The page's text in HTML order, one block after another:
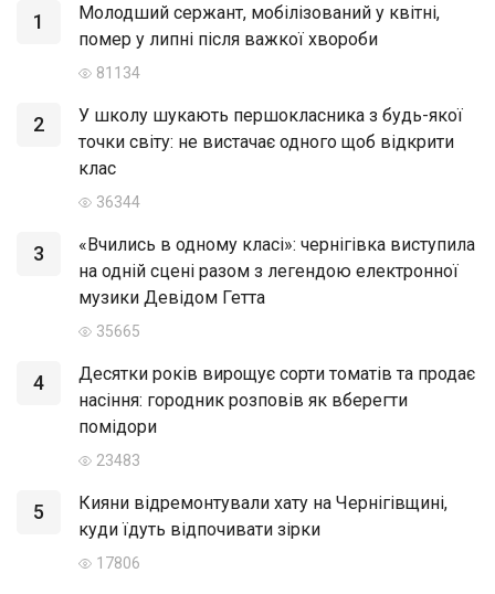
1
Молодший сержант, мобілізований у квітні,
помер у липні після важкої хвороби
81134
2
У школу шукають першокласника з будь-якої
точки світу: не вистачає одного щоб відкрити
клас
36344
3
«Вчились в одному класі»: чернігівка виступила
на одній сцені разом з легендою електронної
музики Девідом Гетта
35665
4
Десятки років вирощує сорти томатів та продає
насіння: городник розповів як вберегти
помідори
23483
5
Кияни відремонтували хату на Чернігівщині,
куди їдуть відпочивати зірки
17806